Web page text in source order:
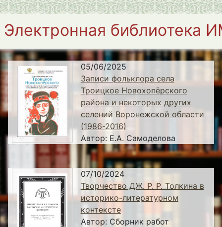
Электронная библиотека
05/06/2025
Записи фольклора села
Троицкое Новохопёрского
района и некоторых других
селений Воронежской области
(1986-2016)
Автор: Е.А. Самоделова
07/10/2024
Творчество ДЖ. Р. Р. Толкина в
историко-литературном
контексте
Автор: Сборник работ